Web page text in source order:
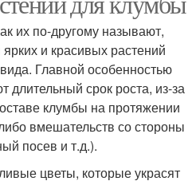
их по-другому называют,
и красивых растений
Главной особенностью
длительный срок роста, из-за
клумбы на протяжении
вмешательств со стороны
посев и т.д.).
цветы, которые украсят